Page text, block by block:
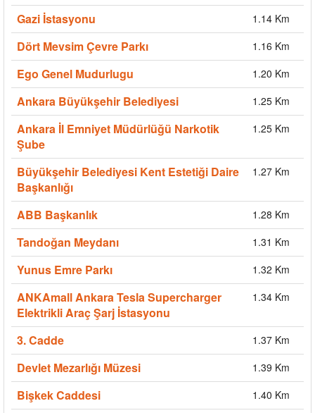
Gazi İstasyonu 1.14 Km
Dört Mevsim Çevre Parkı 1.16 Km
Ego Genel Mudurlugu 1.20 Km
Ankara Büyükşehir Belediyesi 1.25 Km
Ankara İl Emniyet Müdürlüğü Narkotik
Şube
1.25 Km
Büyükşehir Belediyesi Kent Estetiği Daire
Başkanlığı
1.27 Km
ABB Başkanlık 1.28 Km
Tandoğan Meydanı 1.31 Km
Yunus Emre Parkı 1.32 Km
ANKAmall Ankara Tesla Supercharger
Elektrikli Araç Şarj İstasyonu
1.34 Km
3. Cadde 1.37 Km
Devlet Mezarlığı Müzesi 1.39 Km
Bişkek Caddesi 1.40 Km